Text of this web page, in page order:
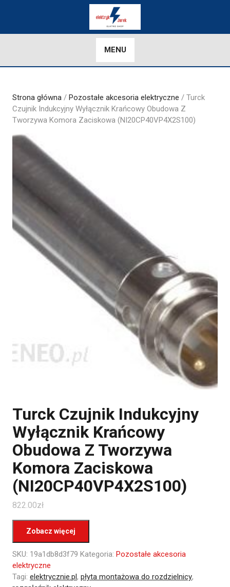
MENU
Strona główna / Pozostałe akcesoria elektryczne / Turck
Czujnik Indukcyjny Wyłącznik Krańcowy Obudowa Z
Tworzywa Komora Zaciskowa (NI20CP40VP4X2S100)
Turck Czujnik Indukcyjny
Wyłącznik Krańcowy
Obudowa Z Tworzywa
Komora Zaciskowa
(NI20CP40VP4X2S100)
822.00zł
Zobacz więcej
SKU: 19a1db8d3f79 Kategoria: Pozostałe akcesoria
elektryczne
Tagi: elektrycznie.pl, płyta montażowa do rozdzielnicy,